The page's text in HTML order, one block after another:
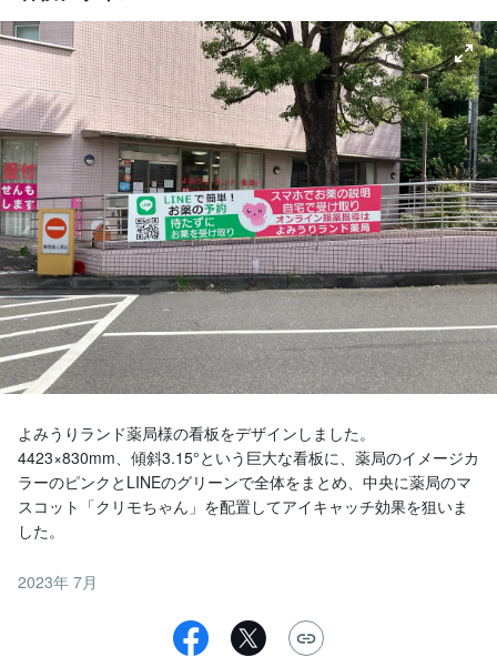
よみうりランド薬局様の看板をデザインしました。
4423×830mm、傾斜3.15°という巨大な看板に、薬局のイメージカ
ラーのピンクとLINEのグリーンで全体をまとめ、中央に薬局のマ
スコット「クリモちゃん」を配置してアイキャッチ効果を狙いま
した。
2023年 7月